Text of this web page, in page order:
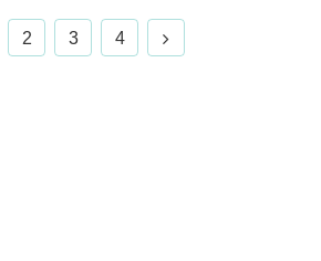
2 3 4
次